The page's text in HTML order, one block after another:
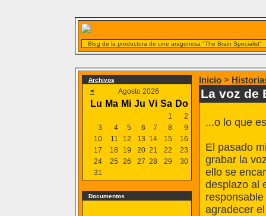
Blog de la productora de cine aragonesa "The Brain Specialist"
Archivos
< Agosto 2026
Lu Ma Mi Ju Vi Sa Do
1
2
3
4 5 6 7 8
9
10
11 12 13 14 15
16
17
18 19 20 21 22
23
24
25 26 27 28 29
30
31
Documentos
Inicio>
La voz de
...o lo que
El pasado
grabar la
ello se
desplazo al
agradecer